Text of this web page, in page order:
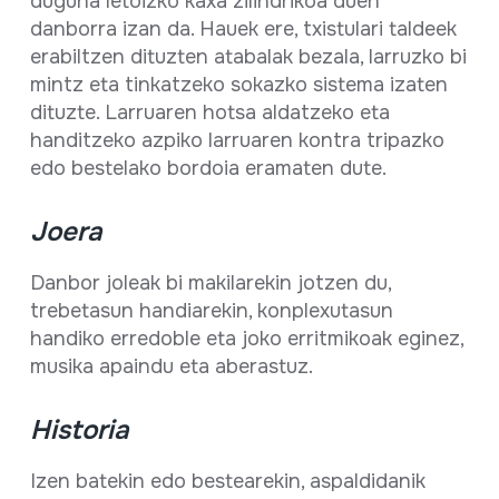
danborra izan da. Hauek ere, txistulari taldeek
erabiltzen dituzten atabalak bezala, larruzko bi
mintz eta tinkatzeko sokazko sistema izaten
dituzte. Larruaren hotsa aldatzeko eta
handitzeko azpiko larruaren kontra tripazko
edo bestelako bordoia eramaten dute.
Joera
Danbor joleak bi makilarekin jotzen du,
trebetasun handiarekin, konplexutasun
handiko erredoble eta joko erritmikoak eginez,
musika apaindu eta aberastuz.
Historia
Izen batekin edo bestearekin, aspaldidanik